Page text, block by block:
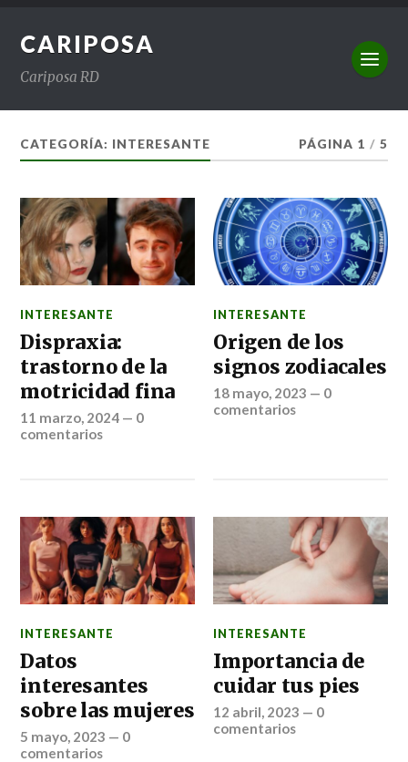
CARIPOSA
Cariposa RD
CATEGORÍA: INTERESANTE PÁGINA 1 / 5
INTERESANTE
Dispraxia:
trastorno de la
motricidad fina
11 marzo, 2024 — 0
comentarios
INTERESANTE
Origen de los
signos zodiacales
18 mayo, 2023 — 0
comentarios
INTERESANTE
Datos
interesantes
sobre las mujeres
5 mayo, 2023 — 0
comentarios
INTERESANTE
Importancia de
cuidar tus pies
12 abril, 2023 — 0
comentarios